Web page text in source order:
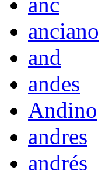
anciano
and
andes
Andino
andres
andrés